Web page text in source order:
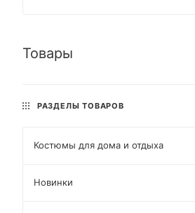
Товары
РАЗДЕЛЫ ТОВАРОВ
Костюмы для дома и отдыха
Новинки